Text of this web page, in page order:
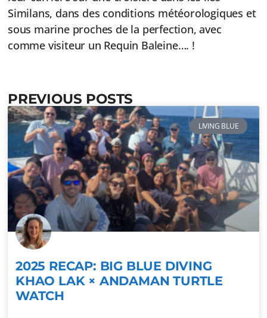
Similans, dans des conditions météorologiques et
sous marine proches de la perfection, avec
comme visiteur un Requin Baleine…. !
PREVIOUS POSTS
LIVING BLUE
2025 RECAP: BIG BLUE DIVING
KHAO LAK × ANDAMAN TURTLE
WATCH